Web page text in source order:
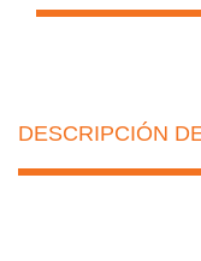
DESCRIPCIÓN